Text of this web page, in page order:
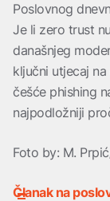
Poslovnog
Je li zero trust
današnjeg
ključni utjecaj
češće phishing
najpodložniji
Foto by: M.
Članak na